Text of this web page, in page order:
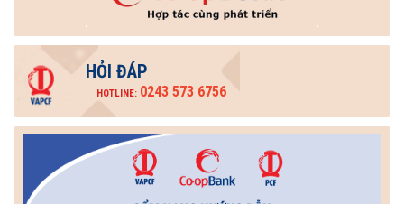
HỎI ĐÁP
HOTLINE: 0243 573 6756